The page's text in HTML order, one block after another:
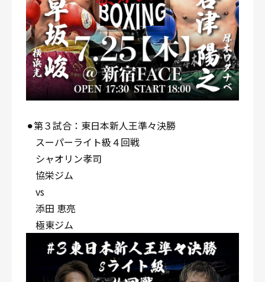
⚫︎第３試合：東日本新人王準々決勝
スーパーライト級４回戦
シャオリン孝司
協栄ジム
vs
添田 恵亮
極東ジム